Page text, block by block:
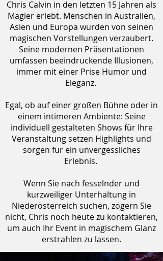
Chris Calvin in den letzten 15 Jahren als
Magier erlebt. Menschen in Australien,
Asien und Europa wurden von seinen
magischen Vorstellungen verzaubert.
Seine modernen Präsentationen
umfassen beeindruckende Illusionen,
immer mit einer Prise Humor und
Eleganz.
Egal, ob auf einer großen Bühne oder in
einem intimeren Ambiente: Seine
individuell gestalteten Shows für Ihre
Veranstaltung setzen Highlights und
sorgen für ein unvergessliches
Erlebnis.
Wenn Sie nach fesselnder und
kurzweiliger Unterhaltung in
Niederösterreich suchen, zögern Sie
nicht, Chris noch heute zu kontaktieren,
um auch Ihr Event in magischem Glanz
erstrahlen zu lassen.